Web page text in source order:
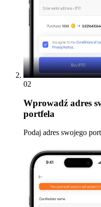
02
Wprowadź adres
portfela
Podaj adres swojego